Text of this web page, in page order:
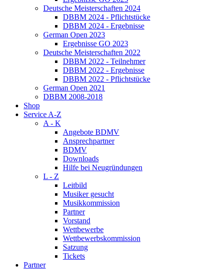
Deutsche Meisterschaften 2024
DBBM 2024 - Pflichtstücke
DBBM 2024 - Ergebnisse
German Open 2023
Ergebnisse GO 2023
Deutsche Meisterschaften 2022
DBBM 2022 - Teilnehmer
DBBM 2022 - Ergebnisse
DBBM 2022 - Pflichtstücke
German Open 2021
DBBM 2008-2018
Shop
Service A-Z
A - K
Angebote BDMV
Ansprechpartner
BDMV
Downloads
Hilfe bei Neugründungen
L - Z
Leitbild
Musiker gesucht
Musikkommission
Partner
Vorstand
Wettbewerbe
Wettbewerbskommission
Satzung
Tickets
Partner